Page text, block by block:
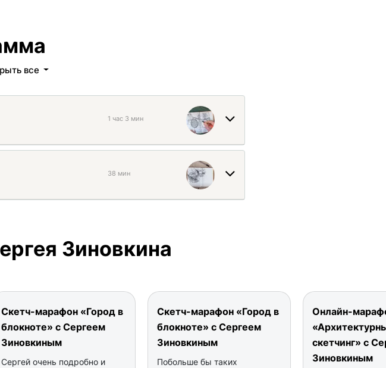
все
1 час 3 мин
38 мин
Зиновкина
Скетч-марафон «Город в
блокноте» с Сергеем
Зиновкиным
Сергей очень подробно и
Скетч-марафон «Город в
блокноте» с Сергеем
Зиновкиным
Побольше бы таких
Онлайн-
скетчинг» с
Зиновкиным